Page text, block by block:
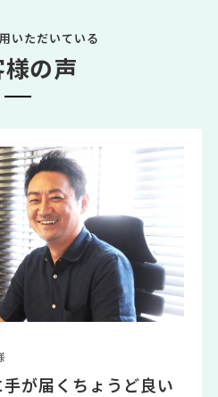
いただいている
の声
が届くちょうど良い